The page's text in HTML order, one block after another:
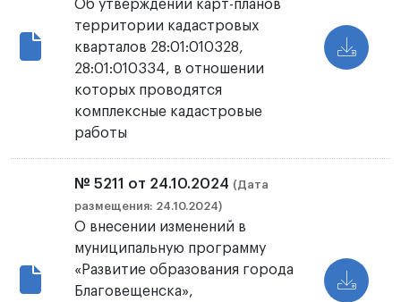
Об утверждении карт-планов
территории кадастровых
кварталов 28:01:010328,
28:01:010334, в отношении
которых проводятся
комплексные кадастровые
работы
№ 5211 от 24.10.2024 (Дата
размещения: 24.10.2024)
О внесении изменений в
муниципальную программу
«Развитие образования города
Благовещенска»,